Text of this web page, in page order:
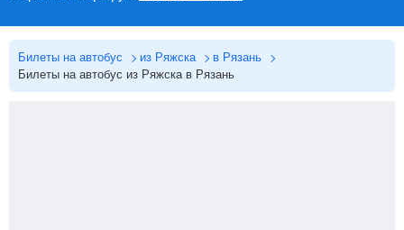
Билеты на автобус из Ряжска
в Рязань
Билеты на автобус из Ряжска в Рязань